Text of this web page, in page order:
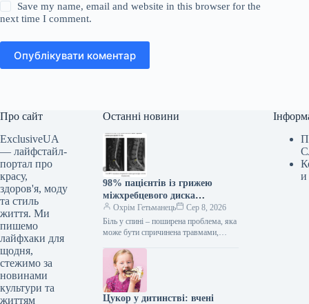
Save my name, email and website in this browser for the
next time I comment.
Опублікувати коментар
Про сайт
ExclusiveUA
— лайфстайл-
портал про
красу,
здоров'я, моду
та стиль
життя. Ми
пишемо
лайфхаки для
щодня,
стежимо за
новинами
культури та
життям
Останні новини
98% пацієнтів із грижею
міжхребцевого диска
позбулися болю без операції
Охрім Гетьманець
Сер 8, 2026
Біль у спині – поширена проблема, яка
може бути спричинена травмами,
слабкими м’язами або вродженими
особливостями. Часто…
Цукор у дитинстві: вчені
и